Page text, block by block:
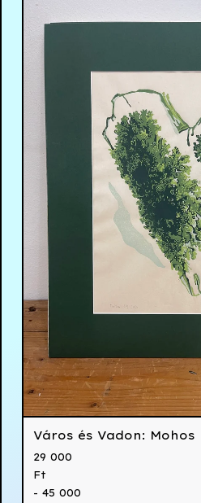
Város és Vadon:
29 000
Ft
- 45 000